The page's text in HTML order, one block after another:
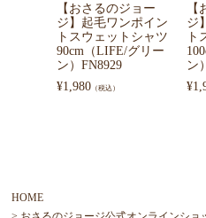
【おさるのジョー
ジ】起毛ワンポイン
トスウェットシャツ
90cm（LIFE/グリー
ン）FN8929
¥1,980 （税込）
ジ
ト
ン
¥
HOME